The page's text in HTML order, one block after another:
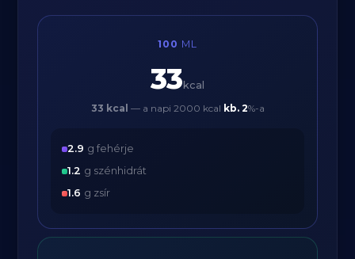
100 ML
33 kcal
33 kcal — a napi 2000 kcal kb. 2%-a
2.9 g fehérje
1.2 g szénhidrát
1.6 g zsír